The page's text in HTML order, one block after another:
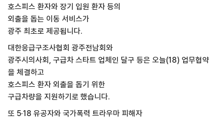
호스피스 환자와 장기 입원 환자 등의
외출을 돕는 이동 서비스가
광주 최초로 제공됩니다.
대한응급구조사협회 광주전남회와
광주시의사회, 구급차 스타트 업체인 달구 등은 오늘(18) 업무협약
을 체결하고
호스피스 환자 외출을 돕기 위한
구급차량을 지원하기로 했습니다.
또 5·18 유공자와 국가폭력 트라우마 피해자